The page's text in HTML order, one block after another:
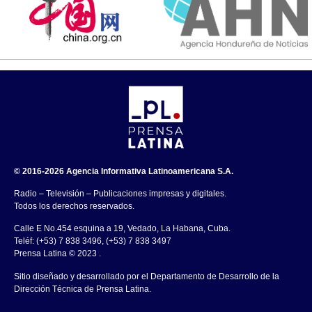
© 2016-2026 Agencia Informativa Latinoamericana S.A.
Radio – Televisión – Publicaciones impresas y digitales.
Todos los derechos reservados.
Calle E No.454 esquina a 19, Vedado, La Habana, Cuba.
Teléf: (+53) 7 838 3496, (+53) 7 838 3497
Prensa Latina © 2023 .
Sitio diseñado y desarrollado por el Departamento de Desarrollo de la
Dirección Técnica de Prensa Latina.